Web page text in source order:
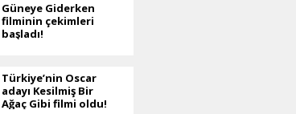
Güneye Giderken
filminin çekimleri
başladı!
Türkiye’nin Oscar
adayı Kesilmiş Bir
Ağaç Gibi filmi oldu!